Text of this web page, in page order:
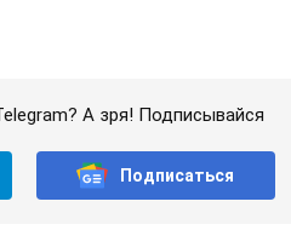
А зря! Подписывайся
Подписаться